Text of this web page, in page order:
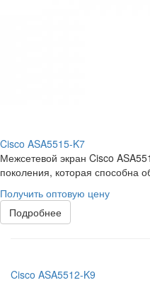
Cisco ASA5515-K7
Межсетевой экран Cisco
поколения, которая способна
Получить оптовую цену
Подробнее
Cisco ASA5512-K9